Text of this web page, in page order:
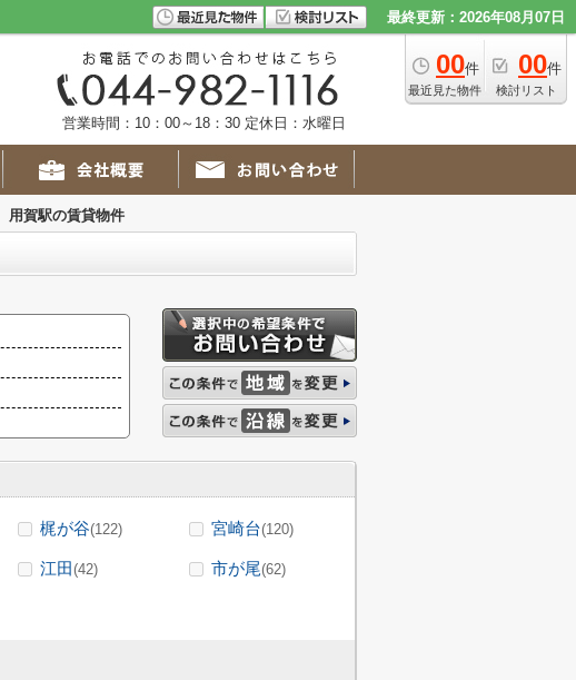
最終更新：2026年08月07日
00件
最近見た物件
00件
検討リスト
営業時間：10：00～18：30 定休日：水曜日
用賀駅の賃貸物件
梶が谷(122) 宮崎台(120)
江田(42) 市が尾(62)